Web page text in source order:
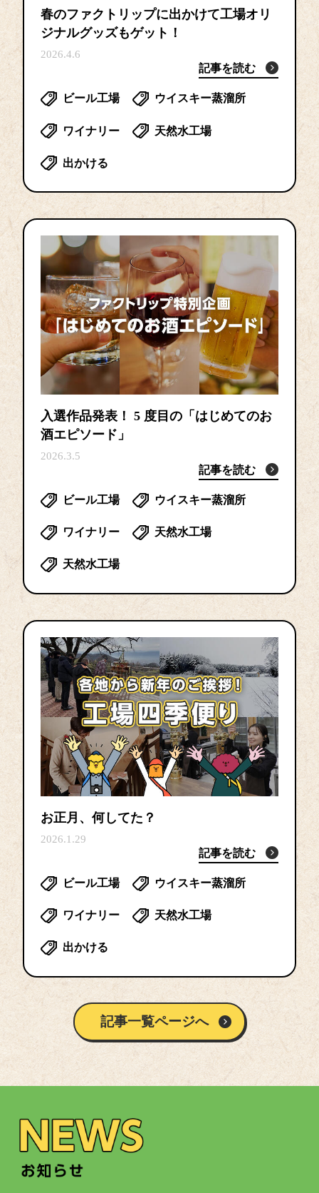
春のファクトリップに出かけて工場オリ
ジナルグッズもゲット！
2026.4.6
記事を読む
ビール工場 ウイスキー蒸溜所
ワイナリー 天然水工場
出かける
入選作品発表！ 5 度目の「はじめてのお
酒エピソード」
2026.3.5
記事を読む
ビール工場 ウイスキー蒸溜所
ワイナリー 天然水工場
天然水工場
お正月、何してた？
2026.1.29
記事を読む
ビール工場 ウイスキー蒸溜所
ワイナリー 天然水工場
出かける
記事一覧ページへ